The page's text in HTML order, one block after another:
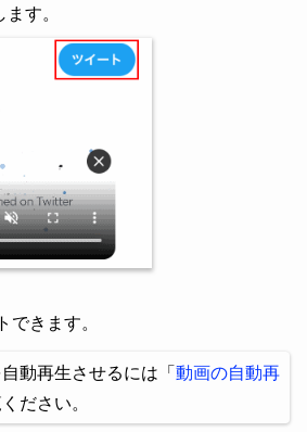
す。
できます。
動再生させるには「動画の自動再
ださい。